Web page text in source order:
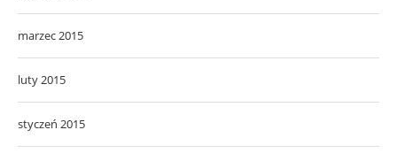
marzec 2015
luty 2015
styczeń 2015